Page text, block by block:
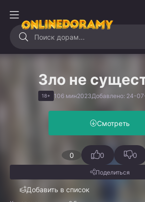
Зло не
18+ 106 мин2023Добавлено: 24-
Смотреть
0
Добавить в список
0 0
Поделиться